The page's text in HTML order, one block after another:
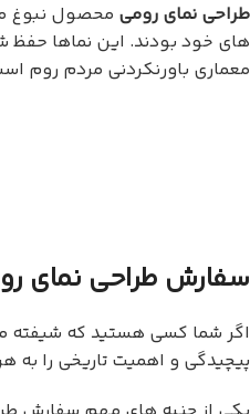
طراحی نمای رومی محصول نبوغ
های خود بودند. این نماها حفظ
معماری باورنکردنی مردم روم
سفارش طراحی نمای
اگر شما کسی هستید که شیفته
پیچیدگی و اهمیت تاریخی را به